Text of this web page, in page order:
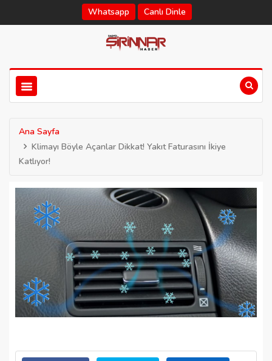
Whatsapp Canlı Dinle
Ana Sayfa
Klimayı Böyle Açanlar Dikkat! Yakıt Faturasını İkiye
Katlıyor!